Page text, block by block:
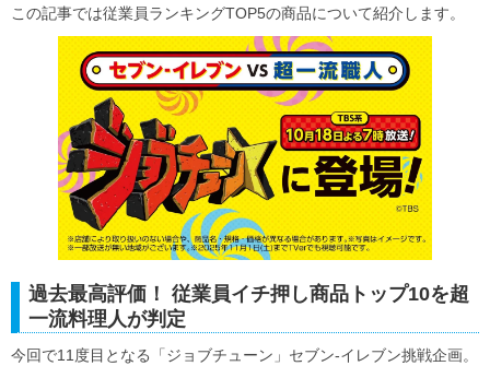
この記事では従業員ランキングTOP5の商品について紹介します。
過去最高評価！ 従業員イチ押し商品トップ10を超
一流料理人が判定
今回で11度目となる「ジョブチューン」セブン-イレブン挑戦企画。